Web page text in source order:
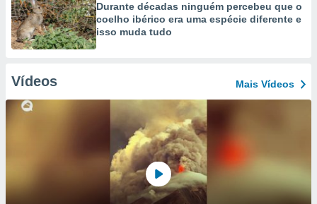
Durante décadas ninguém percebeu que o
coelho ibérico era uma espécie diferente e
isso muda tudo
Vídeos Mais Vídeos